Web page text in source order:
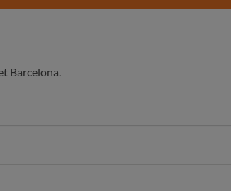
Barcelona.
calidad es horriblemente mala.
la tienda era de Barcelona.
te llega no tiene nada que ver.